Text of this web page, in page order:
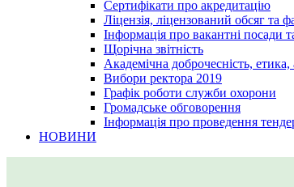
Сертифікати про акредитацію
Ліцензія, ліцензований обсяг та
Інформація про вакантні посади
Щорічна звітність
Академічна доброчесність, етика,
Вибори ректора 2019
Графік роботи служби охорони
Громадське обговорення
Інформація про проведення
НОВИНИ